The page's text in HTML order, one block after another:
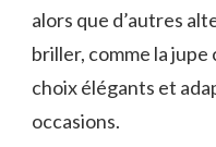
alors que d’autres
briller, comme la jupe
choix élégants et
occasions.